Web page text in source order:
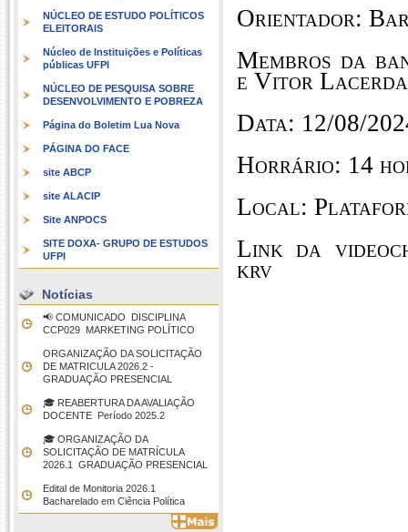
NÚCLEO DE ESTUDO POLÍTICOS
ELEITORAIS
Núcleo de Instituições e Políticas
públicas UFPI
NÚCLEO DE PESQUISA SOBRE
DESENVOLVIMENTO E POBREZA
Página do Boletim Lua Nova
PÁGINA DO FACE
site ABCP
site ALACIP
Site ANPOCS
SITE DOXA- GRUPO DE ESTUDOS
UFPI
Notícias
📢 COMUNICADO  DISCIPLINA
CCP029  MARKETING POLÍTICO
ORGANIZAÇÃO DA SOLICITAÇÃO
DE MATRICULA 2026.2 -
GRADUAÇÃO PRESENCIAL
🎓 REABERTURA DA AVALIAÇÃO
DOCENTE  Período 2025.2
🎓 ORGANIZAÇÃO DA
SOLICITAÇÃO DE MATRÍCULA
2026.1  GRADUAÇÃO PRESENCIAL
Edital de Monitoria 2026.1 
Bacharelado em Ciência Política
Orientador:
Membros da
e Vitor
Data: 12/08/
Horrário: 14
Local:
Link da
krv